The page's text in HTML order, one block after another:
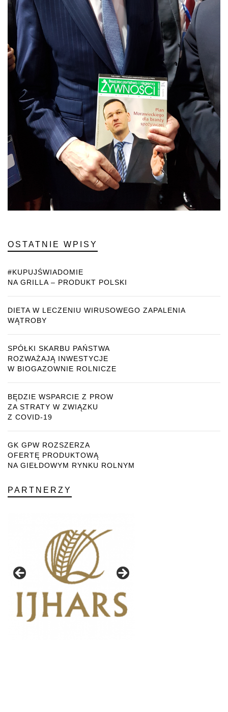
OSTATNIE WPISY
#KUPUJŚWIADOMIE
NA GRILLA – PRODUKT POLSKI
DIETA W LECZENIU WIRUSOWEGO ZAPALENIA
WĄTROBY
SPÓŁKI SKARBU PAŃSTWA
ROZWAŻAJĄ INWESTYCJE
W BIOGAZOWNIE ROLNICZE
BĘDZIE WSPARCIE Z PROW
ZA STRATY W ZWIĄZKU
Z COVID-19
GK GPW ROZSZERZA
OFERTĘ PRODUKTOWĄ
NA GIEŁDOWYM RYNKU ROLNYM
PARTNERZY